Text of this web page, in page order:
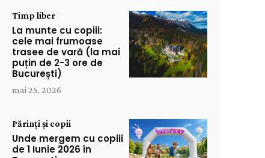
Timp liber
La munte cu copiii:
cele mai frumoase
trasee de vară (la mai
puțin de 2-3 ore de
București)
mai 25, 2026
Părinți și copii
Unde mergem cu copiii
de 1 Iunie 2026 în